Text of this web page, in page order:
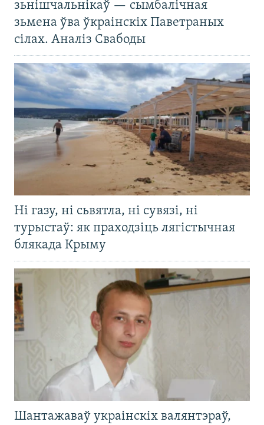
зьнішчальнікаў — сымбалічная
зьмена ўва ўкраінскіх Паветраных
сілах. Аналіз Свабоды
Ні газу, ні сьвятла, ні сувязі, ні
турыстаў: як праходзіць лягістычная
блякада Крыму
Шантажаваў украінскіх валянтэраў,